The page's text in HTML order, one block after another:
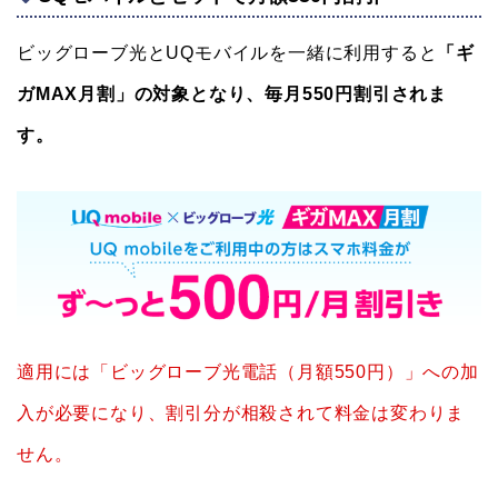
ビッグローブ光とUQモバイルを一緒に利用すると 「ギ
ガMAX月割」の対象となり、毎月550円割引されま
す。
適用には「ビッグローブ光電話（月額550円）」への加
入が必要になり、割引分が相殺されて料金は変わりま
せん。